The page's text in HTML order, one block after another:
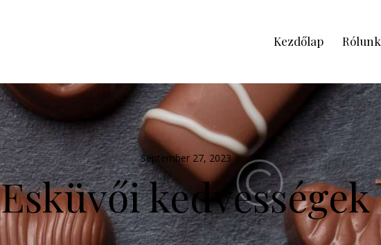
Kezdőlap Rólunk
September 27, 2023
Esküvői kedvességek